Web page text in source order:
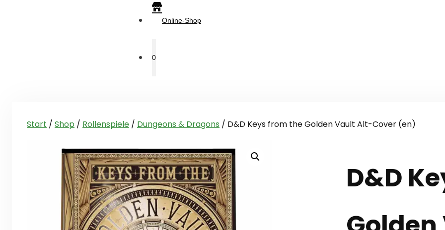
Online-Shop
0
Start / Shop / Rollenspiele / Dungeons & Dragons / D&D Keys from the Golden Vault Alt-Cover (en)
D&D